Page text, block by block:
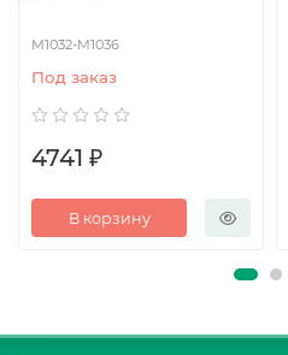
М1032-М1036
Под заказ
4741 ₽
В корзину